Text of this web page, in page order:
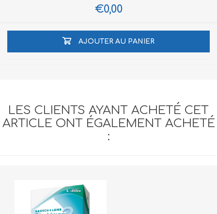
€0,00
AJOUTER AU PANIER
LES CLIENTS AYANT ACHETÉ CET
ARTICLE ONT ÉGALEMENT ACHETÉ
: